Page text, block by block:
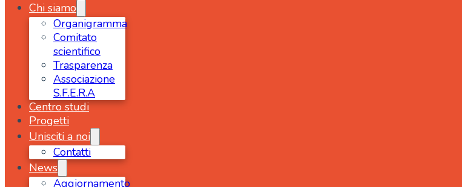
Chi siamo
Organigramma
Comitato
scientifico
Trasparenza
Associazione
S.F.E.R.A
Centro studi
Progetti
Unisciti a noi
Contatti
News
Aggiornamento